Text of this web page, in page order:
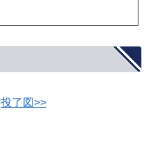
投了図>>